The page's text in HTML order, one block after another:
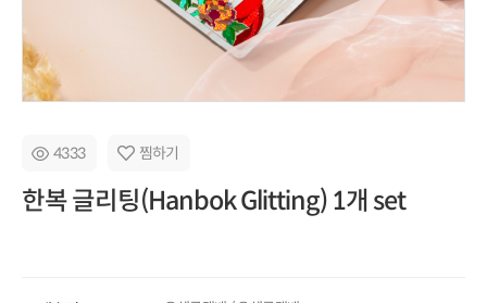
4333 찜하기
한복 글리팅(Hanbok Glitting) 1개 set